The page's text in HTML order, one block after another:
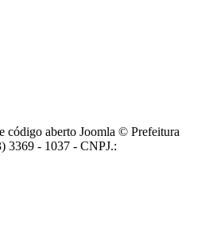
código aberto Joomla © Prefeitura
3369 - 1037 - CNPJ.: